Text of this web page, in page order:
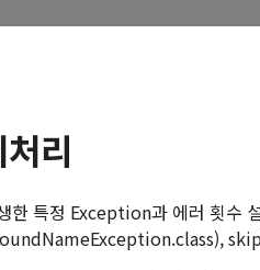
리
한 특정 Exception과 에러 횟수